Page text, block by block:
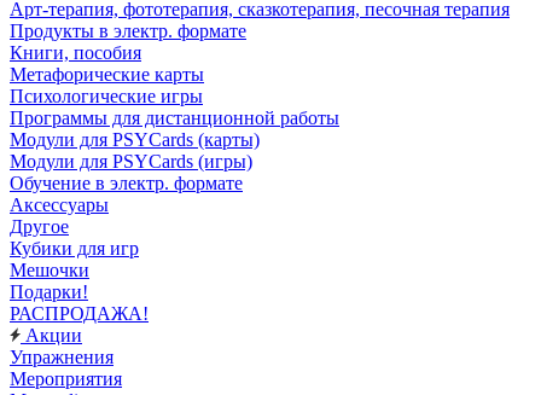
Арт-терапия, фототерапия, сказкотерапия, песочная терапия
Продукты в электр. формате
Книги, пособия
Метафорические карты
Психологические игры
Программы для дистанционной работы
Модули для PSYCards (карты)
Модули для PSYCards (игры)
Обучение в электр. формате
Аксессуары
Другое
Кубики для игр
Мешочки
Подарки!
РАСПРОДАЖА!
Акции
Упражнения
Мероприятия